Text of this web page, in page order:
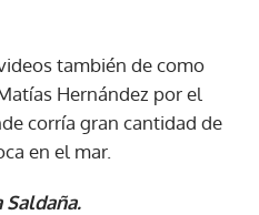
también de como
Hernández por el
corría gran cantidad de
en el mar.
Saldaña.